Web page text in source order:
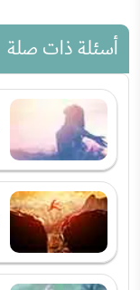
أسئلة ذات صلة